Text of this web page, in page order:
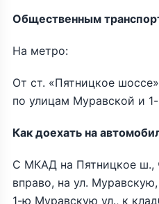
Общественным
На метро:
От ст. «Пятницкое
по улицам Муравской и
Как доехать на
С МКАД на Пятницкое ш.,
вправо, на ул.
1-ю Муравскую ул., к